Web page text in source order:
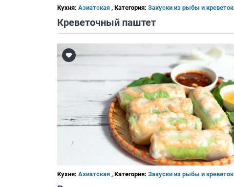
Кухня: Азиатская , Категория: Закуски из рыбы и креветок
Креветочный паштет
Кухня: Азиатская , Категория: Закуски из рыбы и креветок